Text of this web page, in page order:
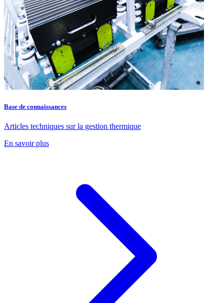
Base de connaissances
Articles techniques sur la gestion thermique
En savoir plus